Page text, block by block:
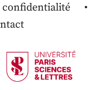
confidentialité